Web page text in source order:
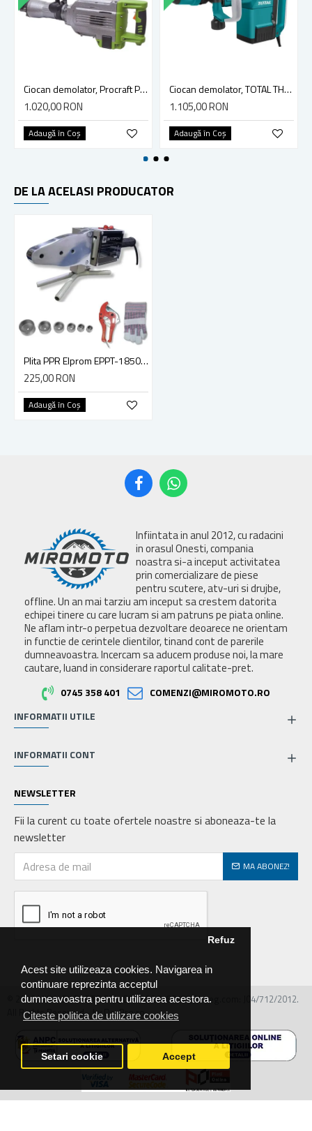
Acest site utilizeaza cookies. Navigarea in
continuare reprezinta acceptul
dumneavoastra pentru utilizarea acestora.
Citeste politica de utilizare cookies
Refuz
Setari cookie Accept
Ciocan demolator, Procraft PSH 2700, 1400 W, 1450 BPM, 46 J
1.020,00 RON
Adaugă în Coş
Ciocan demolator, TOTAL TH215002, 1500 W, 1900 BPM, 25 J
1.105,00 RON
Adaugă în Coş
DE LA ACELASI PRODUCATOR
Plita PPR Elprom EPPT-1850, 1850W, 6 bacuri, aparat lipit tevi
225,00 RON
Adaugă în Coş
Infiintata in anul 2012, cu radacini
in orasul Onesti, compania
noastra si-a inceput activitatea
prin comercializare de piese
pentru scutere, atv-uri si drujbe,
offline. Un an mai tarziu am inceput sa crestem datorita
echipei tinere cu care lucram si am patruns pe piata online.
Ne aflam intr-o perpetua dezvoltare deoarece ne orientam
in functie de cerintele clientilor, tinand cont de parerile
dumneavoastra. Incercam sa aducem produse noi, la mare
cautare, luand in considerare raportul calitate-pret.
0745 358 401
COMENZI@MIROMOTO.RO
INFORMATII UTILE
INFORMATII CONT
NEWSLETTER
Fii la curent cu toate ofertele noastre si aboneaza-te la
newsletter
MA ABONEZ!
© 2026 MIRALEX PARTS SRL, CIF: RO30468586, Nr.reg.com: J04/712/2012.
All Rights Reserved - by DevPro.ro